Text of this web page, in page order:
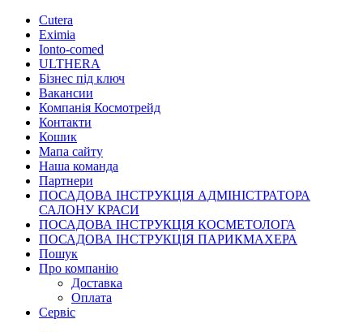
Cutera
Eximia
Ionto-comed
ULTHERA
Бізнес під ключ
Вакансии
Компанія Космотрейд
Контакти
Кошик
Мапа сайту
Наша команда
Партнери
ПОСАДОВА ІНСТРУКЦІЯ АДМІНІСТРАТОРА
САЛОНУ КРАСИ
ПОСАДОВА ІНСТРУКЦІЯ КОСМЕТОЛОГА
ПОСАДОВА ІНСТРУКЦІЯ ПАРИКМАХЕРА
Пошук
Про компанію
Доставка
Оплата
Сервіс